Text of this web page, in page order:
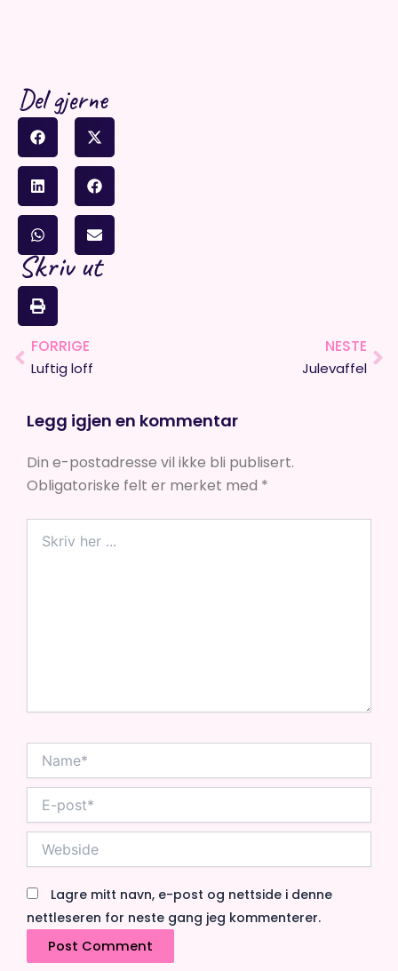
Del gjerne
Skriv ut
Prev
FORRIGE
Luftig loff
NESTE
Julevaffel
Legg igjen en kommentar
Din e-postadresse vil ikke bli publisert.
Obligatoriske felt er merket med *
her
post*
Lagre mitt navn, e-post og nettside i denne
nettleseren for neste gang jeg kommenterer.